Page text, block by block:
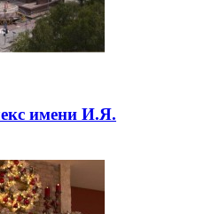
имени И.Я.